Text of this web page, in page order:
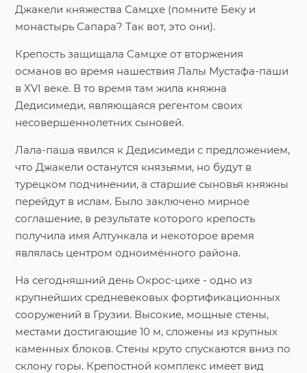
Джакели княжества Самцхе (помните Беку и
монастырь Сапара? Так вот, это они).
Крепость защищала Самцхе от вторжения
османов во время нашествия Лалы Мустафа-паши
в XVI веке. В то время там жила княжна
Дедисимеди, являющаяся регентом своих
несовершеннолетних сыновей.
Лала-паша явился к Дедисимеди с предложением,
что Джакели останутся князьями, но будут в
турецком подчинении, а старшие сыновья княжны
перейдут в ислам. Было заключено мирное
соглашение, в результате которого крепость
получила имя Алтункала и некоторое время
являлась центром одноимённого района.
На сегодняшний день Окрос-цихе - одно из
крупнейших средневековых фортификационных
сооружений в Грузии. Высокие, мощные стены,
местами достигающие 10 м, сложены из крупных
каменных блоков. Стены круто спускаются вниз по
склону горы. Крепостной комплекс имеет вид